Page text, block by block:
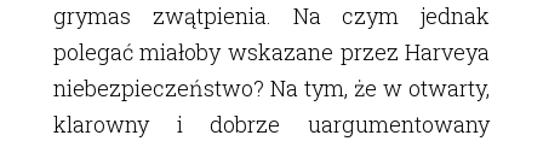
grymas zwątpienia. Na czym jednak
polegać miałoby wskazane przez Harveya
niebezpieczeństwo? Na tym, że w otwarty,
klarowny i dobrze uargumentowany